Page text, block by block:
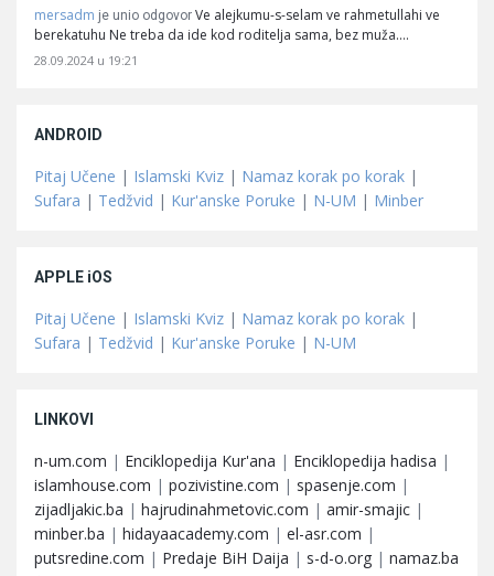
mersadm je unio odgovor Ve alejkumu-s-selam ve rahmetullahi ve
berekatuhu Ne treba da ide kod roditelja sama, bez muža.…
28.09.2024 u 19:21
ANDROID
Pitaj Učene | Islamski Kviz | Namaz korak po korak |
Sufara | Tedžvid | Kur'anske Poruke | N-UM | Minber
APPLE iOS
Pitaj Učene | Islamski Kviz | Namaz korak po korak |
Sufara | Tedžvid | Kur'anske Poruke | N-UM
LINKOVI
n-um.com | Enciklopedija Kur'ana | Enciklopedija hadisa |
islamhouse.com | pozivistine.com | spasenje.com |
zijadljakic.ba | hajrudinahmetovic.com | amir-smajic |
minber.ba | hidayaacademy.com | el-asr.com |
putsredine.com | Predaje BiH Daija | s-d-o.org | namaz.ba